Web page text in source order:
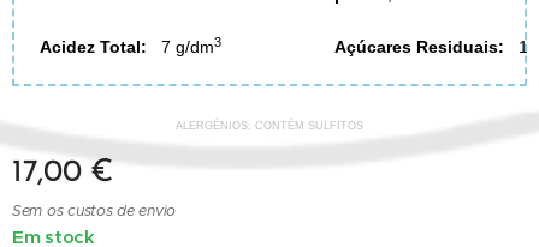
Acidez Total: 7 g/dm3 Açúcares Residuais: 1
ALERGÉNIOS: CONTÉM SULFITOS
17,00€
Sem os custos de envio
Em stock